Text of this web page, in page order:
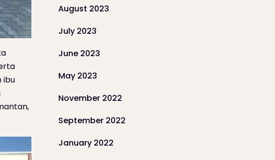
ibu
August 2023
July 2023
June 2023
May 2023
November 2022
September 2022
January 2022